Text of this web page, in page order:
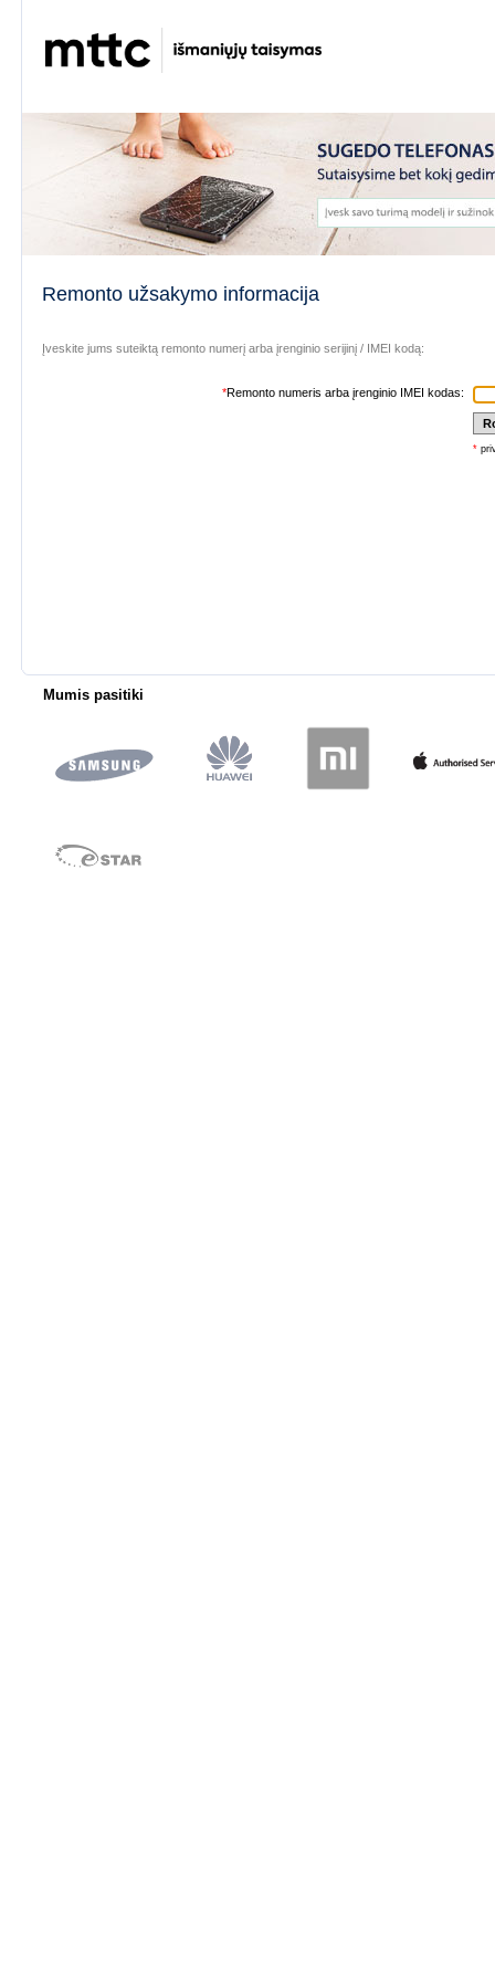
Remonto užsakymo informacija
Įveskite jums suteiktą remonto numerį arba įrenginio serijinį / IMEI kodą:
*Remonto numeris arba įrenginio IMEI kodas:
*
Mumis pasitiki